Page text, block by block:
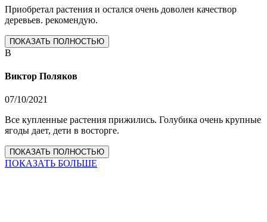
Приобретал растения и остался очень доволен качествор
деревьев. рекомендую.
ПОКАЗАТЬ ПОЛНОСТЬЮ
В
Виктор Поляков
07/10/2021
Все купленные растения прижились. Голубика очень крупные
ягоды дает, дети в восторге.
ПОКАЗАТЬ ПОЛНОСТЬЮ
ПОКАЗАТЬ БОЛЬШЕ